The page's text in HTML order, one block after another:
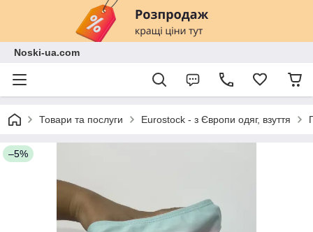
Noski-ua.com
Товари та послуги Eurostock - з Європи одяг, взуття
–5%